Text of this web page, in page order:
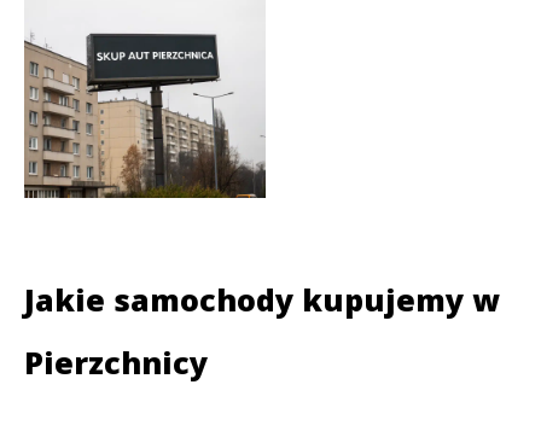
Jakie samochody kupujemy w
Pierzchnicy